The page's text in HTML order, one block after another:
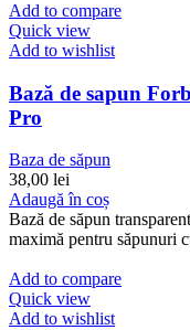
Add to compare
Quick view
Add to wishlist
Bază de sapun
Pro
Baza de săpun
38,00 lei
Adaugă în coș
Bază de săpun
maximă pentru săpunuri
Add to compare
Quick view
Add to wishlist